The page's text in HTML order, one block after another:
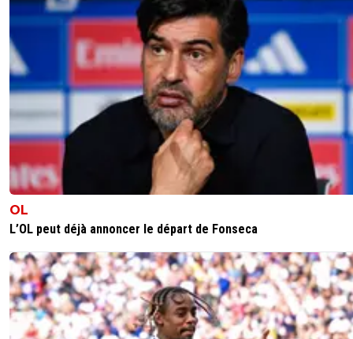
OL
L’OL peut déjà annoncer le départ de Fonseca